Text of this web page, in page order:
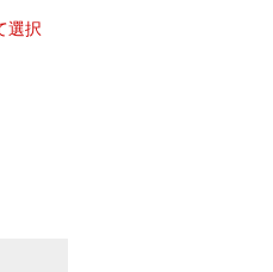
選択